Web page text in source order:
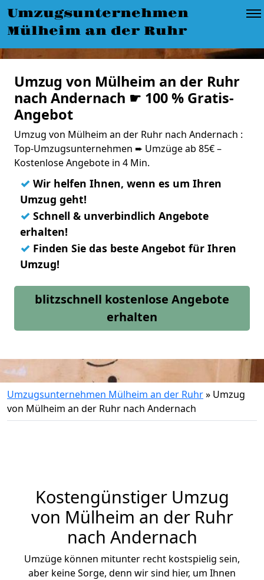
Umzugsunternehmen
Mülheim an der Ruhr
Umzug von Mülheim an der Ruhr
nach Andernach ☛ 100 % Gratis-
Angebot
Umzug von Mülheim an der Ruhr nach Andernach :
Top-Umzugsunternehmen ➨ Umzüge ab 85€ –
Kostenlose Angebote in 4 Min.
✓ Wir helfen Ihnen, wenn es um Ihren
Umzug geht!
✓ Schnell & unverbindlich Angebote
erhalten!
✓ Finden Sie das beste Angebot für Ihren
Umzug!
blitzschnell kostenlose Angebote
erhalten
Umzugsunternehmen Mülheim an der Ruhr» Umzug
von Mülheim an der Ruhr nach Andernach
Kostengünstiger Umzug
von Mülheim an der Ruhr
nach Andernach
Umzüge können mitunter recht kostspielig sein,
aber keine Sorge, denn wir sind hier, um Ihnen